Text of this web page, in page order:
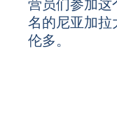
营员们参加这
名的尼亚加拉
伦多。